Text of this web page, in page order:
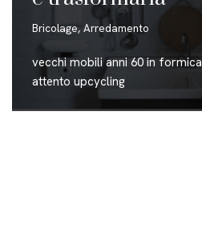
Bricolage,Arredamento
vecchi mobili anni 60 in
attento upcycling